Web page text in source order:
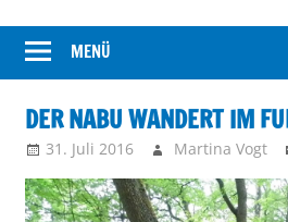
Kreisverband
NABU
stellt
sich
vor
MENÜ
DER NABU WANDERT IM
31. Juli 2016 Martina Vogt